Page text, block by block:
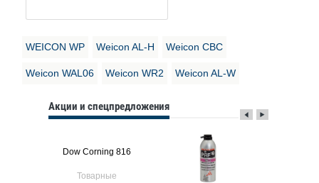
WEICON WP Weicon AL-H Weicon CBC
Weicon WAL06 Weicon WR2 Weicon AL-W
Акции и спецпредложения
Dow Corning 816
Товарные